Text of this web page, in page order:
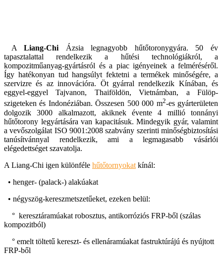
ALiang-ChiÁzsia legnagyobb hűtőtoronygyára. 50 év
tapasztalattal rendelkezik a hűtési technológiákról, a
kompozitműanyag-gyártásról és a piac igényeinek a felméréséről.
Így hatékonyan tud hangsúlyt fektetni a termékek minőségére, a
szervizre és az innovációra. Öt gyárral rendelkezik Kínában, és
eggyel-eggyel Tajvanon, Thaiföldön, Vietnámban, a Fülöp-
szigeteken és Indonéziában. Összesen 500 000 m2-es gyárterületen
dolgozik 3000 alkalmazott, akiknek évente 4 millió tonnányi
hűtőtorony legyártására van kapacitásuk. Mindegyik gyár, valamint
a vevőszolgálat ISO 9001:2008 szabvány szerinti minőségbiztosítási
tanúsítvánnyal rendelkezik, ami a legmagasabb vásárlói
elégedettséget szavatolja.
A Liang-Chi igen különféle hűtőtornyokat kínál:
• henger- (palack-) alakúakat
• négyszög-kereszmetszetűeket, ezeken belül:
° keresztáramúakat robosztus, antikorróziós FRP-ből (szálas
kompozitból)
° emelt töltetű kereszt- és ellenáramúakat fastruktúrájú és nyújtott
FRP-ből